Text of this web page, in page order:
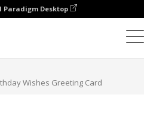
Paradigm Desktop
Wishes Greeting Card